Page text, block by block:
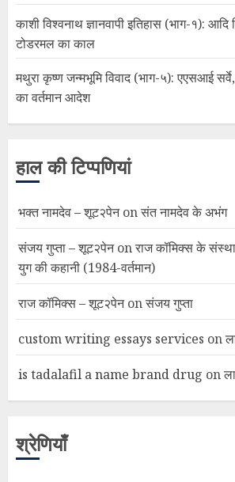
काशी विश्वनाथ ज्ञानवापी इतिहास (भाग-१): आदि
टोडरमल का काल
मथुरा कृष्ण जन्मभूमि विवाद (भाग-५): एएसआई
का वर्तमान आदेश
हाल की टिप्पणियां
भक्त नामदेव – शूट२पेनonसंत नामदेव के अभंग
संजय गुप्ता – शूट२पेनonराज कॉमिक्स के
युग की कहानी (1984-वर्तमान)
राज कॉमिक्स – शूट२पेनonसंजय गुप्ता
custom writing essays services on
is tadalafil a name brand drug on
श्रेणियाँ